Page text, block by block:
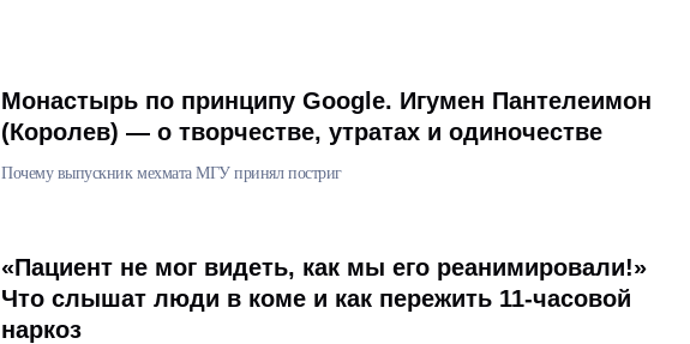
Монастырь по принципу Google. Игумен Пантелеимон
(Королев) — о творчестве, утратах и одиночестве
Почему выпускник мехмата МГУ принял постриг
«Пациент не мог видеть, как мы его реанимировали!»
Что слышат люди в коме и как пережить 11-часовой
наркоз